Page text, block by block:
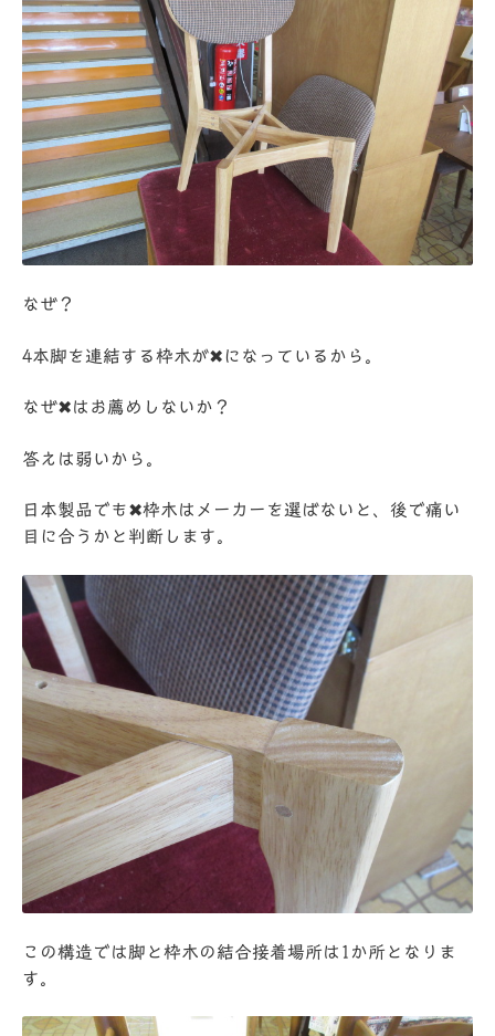
なぜ？
4本脚を連結する枠木が✖になっているから。
なぜ✖はお薦めしないか？
答えは弱いから。
日本製品でも✖枠木はメーカーを選ばないと、後で痛い
目に合うかと判断します。
この構造では脚と枠木の結合接着場所は1か所となりま
す。